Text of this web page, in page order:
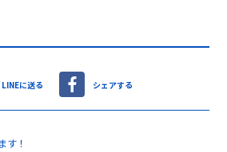
LINEに送る シェアする
す！